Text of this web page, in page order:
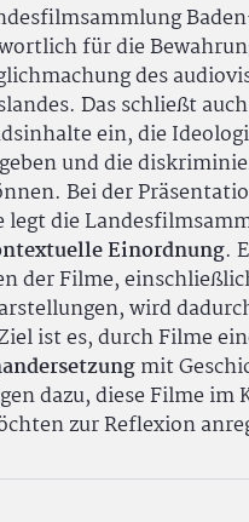
für die
des
Das schließt
ein, die
und die
Bei der
legt die
Einordnung.
der Filme,
wird
ist es, durch Filme
mit
dazu, diese Filme im
zur Reflexion